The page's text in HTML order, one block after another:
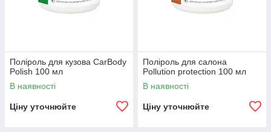
Поліроль для кузова CarBody
Polish 100 мл
В наявності
Ціну уточнюйте
Поліроль для салона
Pollution protection 100 мл
В наявності
Ціну уточнюйте